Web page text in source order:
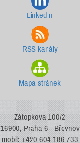
LinkedIn
RSS kanály
Mapa stránek
Zátopkova 100/2
16900, Praha 6 - Břevnov
mobil: +420 604 186 733